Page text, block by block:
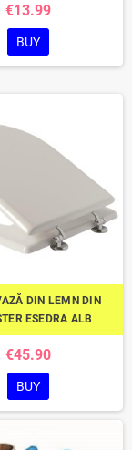
€13.99
BUY
DIN LEMN DIN
ESEDRA ALB
€45.90
BUY